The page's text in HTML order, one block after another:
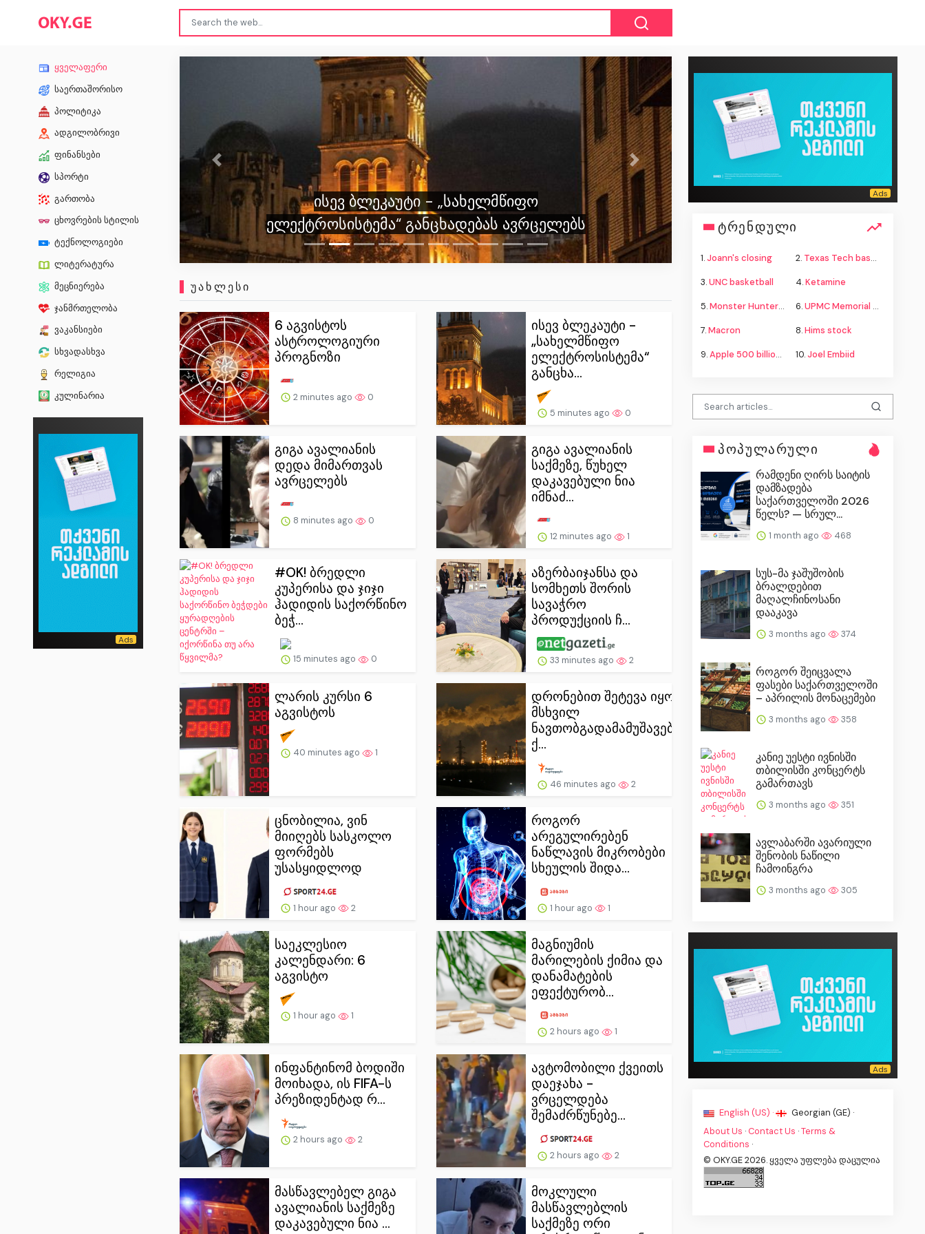
ყველაფერი
საერთაშორისო
პოლიტიკა
ადგილობრივი
ფინანსები
სპორტი
გართობა
ცხოვრების სტილის
ტექნოლოგიები
ლიტერატურა
მეცნიერება
ჯანმრთელობა
ვაკანსიები
სხვადასხვა
რელიგია
კულინარია
ისევ ბლეკაუტი - „სახელმწიფო
ელექტროსისტემა“ განცხადებას ავრცელებს
Previous Next
ᲣᲐᲮᲚᲔᲡᲘ
6 აგვისტოს
ასტროლოგიური
პროგნოზი
2 minutes ago 0
ისევ ბლეკაუტი -
„სახელმწიფო
ელექტროსისტემა“
განცხა...
5 minutes ago 0
გიგა ავალიანის
დედა მიმართვას
ავრცელებს
8 minutes ago 0
გიგა ავალიანის
საქმეზე, წუხელ
დაკავებული ნია
იმნაძ...
12 minutes ago 1
#OK! ბრედლი
კუპერისა და ჯიჯი
ჰადიდის საქორწინო
ბეჭ...
15 minutes ago 0
აზერბაიჯანსა და
სომხეთს შორის
სავაჭრო
პროდუქციის ჩ...
33 minutes ago 2
ლარის კურსი 6
აგვისტოს
40 minutes ago 1
დრონებით შეტევა იყო
მსხვილ
ნავთობგადამამუშავებელ
ქ...
46 minutes ago 2
ცნობილია, ვინ
მიიღებს სასკოლო
ფორმებს
უსასყიდლოდ
1 hour ago 2
როგორ
არეგულირებენ
ნაწლავის მიკრობები
სხეულის შიდა...
1 hour ago 1
საეკლესიო
კალენდარი: 6
აგვისტო
1 hour ago 1
მაგნიუმის
მარილების ქიმია და
დანამატების
ეფექტურობ...
2 hours ago 1
ინფანტინომ ბოდიში
მოიხადა, ის FIFA-ს
პრეზიდენტად რ...
2 hours ago 2
ავტომობილი ქვეითს
დაეჯახა -
ვრცელდება
შემაძრწუნებე...
2 hours ago 2
მასწავლებელ გიგა
ავალიანის საქმეზე
დაკავებული ნია ...
მოკლული
მასწავლებლის
საქმეზე ორი
ტრენდული
1.Joann's closing 2. Texas Tech basketball
3.UNC basketball 4.Ketamine
5.Monster Hunter Wilds 6.UPMC Memorial shooting
7.Macron 8.Hims stock
9.Apple 500 billion investment 10.Joel Embiid
პოპულარული
რამდენი ღირს საიტის
დამზადება
საქართველოში 2026
წელს? — სრულ...
1 month ago 468
სუს-მა ჯაშუშობის
ბრალდებით
მაღალჩინოსანი
დააკავა
3 months ago 374
როგორ შეიცვალა
ფასები საქართველოში
– აპრილის მონაცემები
3 months ago 358
კანიე უესტი ივნისში
თბილისში კონცერტს
გამართავს
3 months ago 351
ავლაბარში ავარიული
შენობის ნაწილი
ჩამოინგრა
3 months ago 305
English (US) ·
Georgian (GE) ·
About Us · Contact Us ·Terms &
Conditions ·
© OKY.GE 2026. ყველა უფლება დაცულია